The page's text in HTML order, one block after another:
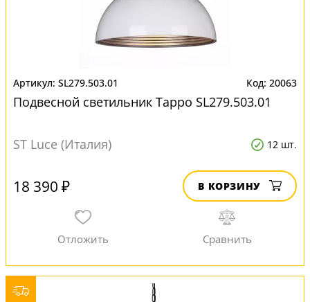
SL279.503.01 20063
Подвесной светильник Tappo SL279.503.01
ST Luce (Италия) 12 шт.
18 390 ₽ В КОРЗИНУ